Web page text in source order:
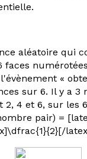
aléatoire qui
faces
«
sur 6. Il y a 3
2, 4 et 6, sur les
pair) =